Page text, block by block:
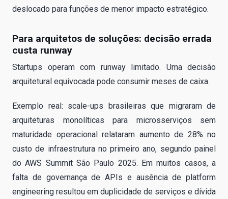
deslocado para funções de menor impacto estratégico.
Para arquitetos de soluções: decisão errada
custa runway
Startups operam com runway limitado. Uma decisão
arquitetural equivocada pode consumir meses de caixa.
Exemplo real: scale-ups brasileiras que migraram de
arquiteturas monolíticas para microsserviços sem
maturidade operacional relataram aumento de 28% no
custo de infraestrutura no primeiro ano, segundo painel
do AWS Summit São Paulo 2025. Em muitos casos, a
falta de governança de APIs e ausência de platform
engineering resultou em duplicidade de serviços e dívida